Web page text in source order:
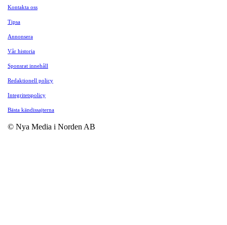
Kontakta oss
Tipsa
Annonsera
Vår historia
Sponsrat innehåll
Redaktionell policy
Integritetspolicy
Bästa kändissajterna
© Nya Media i Norden AB